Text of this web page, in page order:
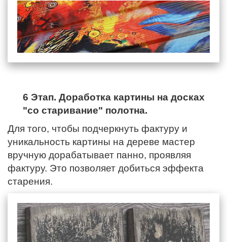
6 Этап. Доработка картины на досках
"со старивание" полотна.
Для того, чтобы подчеркнуть фактуру и
уникальность картины на дереве мастер
вручную дорабатывает панно, проявляя
фактуру. Это позволяет добиться эффекта
старения.